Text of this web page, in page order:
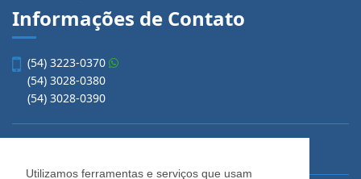
Utilizamos ferramentas e serviços que usam
Informações de Contato
(54) 3223-0370
(54) 3028-0380
(54) 3028-0390